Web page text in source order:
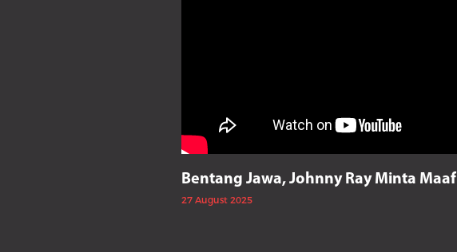
Bentang Jawa, Johnny Ray Minta Maaf
27 August 2025